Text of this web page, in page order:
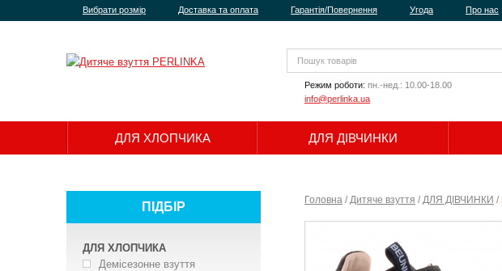
Вибрати розмір Доставка та оплата Гарантія/Повернення Угода Про нас
Режим роботи: пн.-нед.: 10.00-18.00
info@perlinka.ua
ДЛЯ ХЛОПЧИКА ДЛЯ ДІВЧИНКИ
Головна /Дитяче взуття /ДЛЯ ДІВЧИНКИ /
ПІДБІР
ДЛЯ ХЛОПЧИКА
Демісезонне взуття